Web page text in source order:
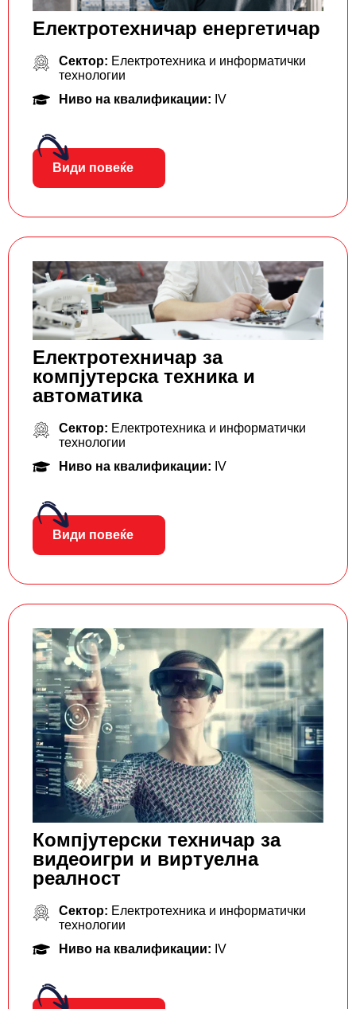
Електротехничар енергетичар
Сектор: Електротехника и информатички
технологии
Ниво на квалификации: IV
Види повеќе
Електротехничар за
компјутерска техника и
автоматика
Сектор: Електротехника и информатички
технологии
Ниво на квалификации: IV
Види повеќе
Компјутерски техничар за
видеоигри и виртуелна
реалност
Сектор: Електротехника и информатички
технологии
Ниво на квалификации: IV